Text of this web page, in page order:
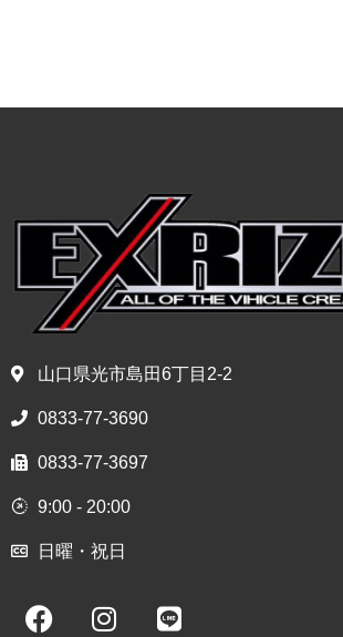
山口県光市島田6丁目2-2
0833-77-3690
0833-77-3697
9:00 - 20:00
日曜・祝日